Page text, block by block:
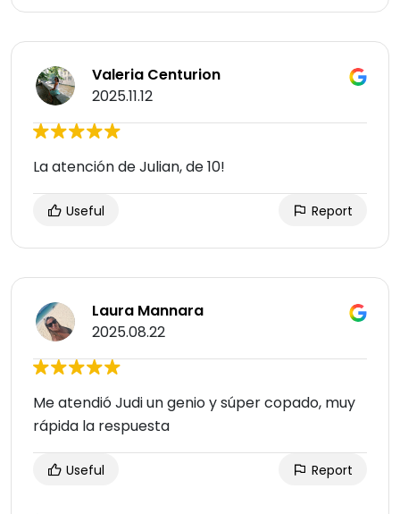
Valeria Centurion
2025.11.12
La atención de Julian, de 10!
Useful Report
Laura Mannara
2025.08.22
Me atendió Judi un genio y súper copado, muy
rápida la respuesta
Useful Report